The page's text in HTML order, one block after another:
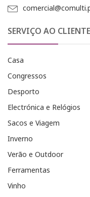
SERVIÇO AO
Casa
Congressos
Desporto
Electrónica e Relógios
Sacos e Viagem
Inverno
Verão e Outdoor
Ferramentas
Vinho